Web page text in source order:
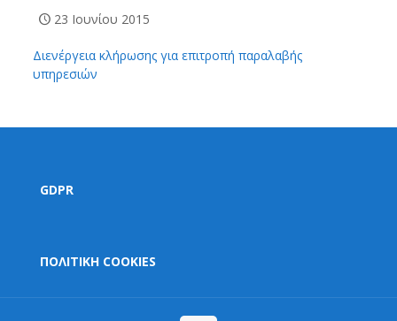
23 Ιουνίου 2015
Διενέργεια κλήρωσης για επιτροπή παραλαβής
υπηρεσιών
GDPR
ΠΟΛΙΤΙΚΗ COOKIES